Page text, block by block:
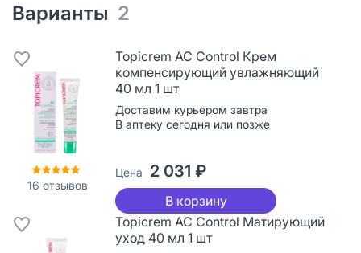
Варианты 2
16 отзывов
Topicrem AC Control Крем
компенсирующий увлажняющий
40 мл 1 шт
Доставим курьером завтра
В аптеку сегодня или позже
Цена 2 031 ₽
В корзину
Topicrem AC Control Матирующий
уход 40 мл 1 шт